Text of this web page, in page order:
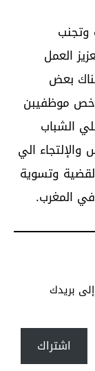
وتجنب
العمل
بعض
موظفيبن
الشباب
الي
وتسوية
في المغرب.
بريدك
اشتراك